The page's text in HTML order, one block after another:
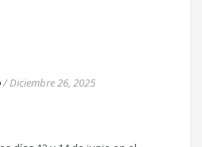
/Diciembre 26, 2025